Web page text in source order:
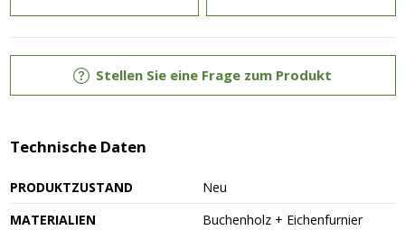
Stellen Sie eine Frage zum Produkt
Technische Daten
PRODUKTZUSTAND
Neu
MATERIALIEN
Buchenholz + Eichenfurnier